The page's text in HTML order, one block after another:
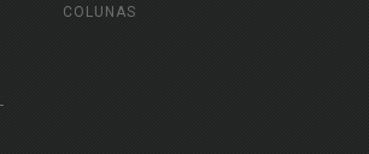
COLUNAS